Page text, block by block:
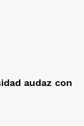
audaz con